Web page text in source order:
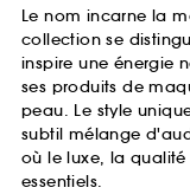
Le nom incarne la
collection se
inspire une énergie
ses produits de
peau. Le style
subtil mélange
où le luxe, la
essentiels.